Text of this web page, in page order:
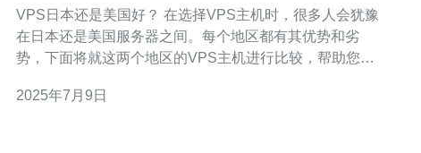
VPS日本还是美国好？ 在选择VPS主机时，很多人会犹豫
在日本还是美国服务器之间。每个地区都有其优势和劣
势，下面将就这两个地区的VPS主机进行比较，帮助您做
问速度，这对于亚洲用户来说是一个优势。而美国VPS主
2025年7月9日